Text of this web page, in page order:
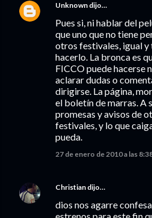
Unknown dijo…
Pues si, ni hablar del
que uno que no tiene
otros festivales, igual y
hacerlo. La bronca es
FICCO puede hacerse
aclarar dudas o
dirigirse. La página,
el boletín de marras. A
promesas y avisos de
festivales, y lo que
pueda.
27 de enero de 2010 a las
Christian dijo…
dios nos agarre